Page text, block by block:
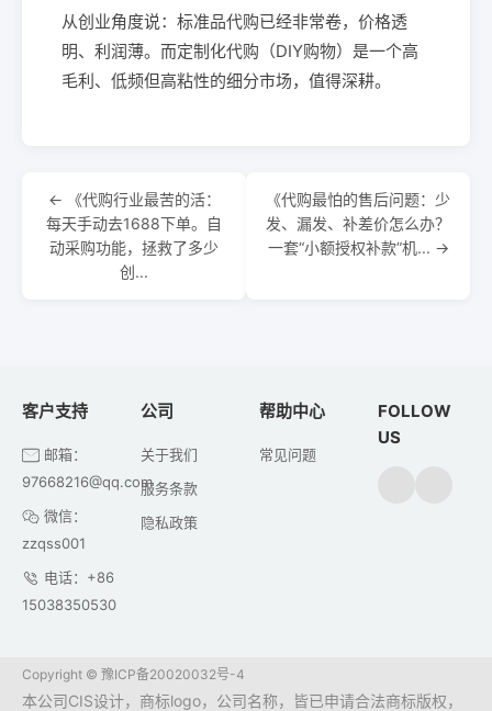
从创业角度说：标准品代购已经非常卷，价格透
明、利润薄。而定制化代购（DIY购物）是一个高
毛利、低频但高粘性的细分市场，值得深耕。
← 《代购行业最苦的活：
每天手动去1688下单。自
动采购功能，拯救了多少
创...
《代购最怕的售后问题：少
发、漏发、补差价怎么办？
一套“小额授权补款”机... →
客户支持
邮箱：
97668216@qq.com
微信：
zzqss001
电话：+86
15038350530
公司
关于我们
服务条款
隐私政策
帮助中心
常见问题
FOLLOW
US
Copyright © 豫ICP备20020032号-4
本公司CIS设计，商标logo，公司名称，皆已申请合法商标版权，